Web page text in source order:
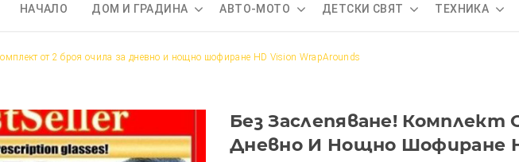
НАЧАЛО ДОМ И ГРАДИНА АВТО-МОТО ДЕТСКИ СВЯТ ТЕХНИКА
от 2 броя очила за дневно и нощно шофиране HD Vision WrapArounds
Без Заслепяване! Комплект
Дневно И Нощно Шофиране